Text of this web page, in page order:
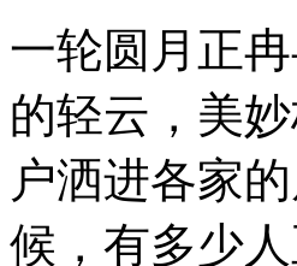
一轮圆月正
的轻云，美
户洒进各家
候，有多少